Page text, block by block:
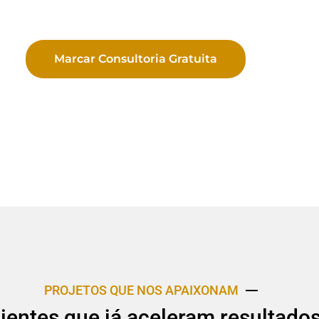
Marcar Consultoria Gratuita
PROJETOS QUE NOS APAIXONAM